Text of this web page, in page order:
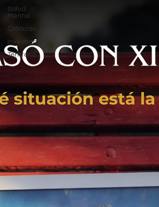
Salud
Mental
Crónicas
Investigación
Territorio